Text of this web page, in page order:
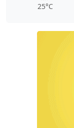
25°C